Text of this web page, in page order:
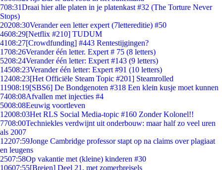
708:31Draai hier alle platen in je platenkast #32 (The Torture Never
Stops)
20208:30Verander een letter expert (7lettereditie) #50
4608:29[Netflix #210] TUDUM
4108:27[Crowdfunding] #443 Rentestijgingen?
1708:26Verander één letter. Expert # 75 (8 letters)
5208:24Verander één letter: Expert #143 (9 letters)
14508:23Verander één letter: Expert #91 (10 letters)
12408:23[Het Officiële Steam Topic #201] Steamrolled
11908:19[SBS6] De Bondgenoten #318 Een klein kusje moet kunnen
7408:08Afvallen met injecties #4
5008:08Eeuwig voortleven
12008:03Het RLS Social Media-topic #160 Zonder Kolonel!!
7708:00Techniekles verdwijnt uit onderbouw: maar half zo veel uren
als 2007
12207:59Jonge Cambridge professor stapt op na claims over plagiaat
en leugens
2507:58Op vakantie met (kleine) kinderen #30
10607:55[Breien] Deel 21, met zomerbreisels